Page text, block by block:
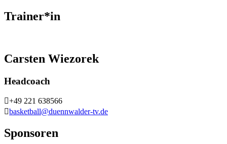
Trainer*in
Carsten Wiezorek
Headcoach
+49 221 638566
basketball@duennwalder-tv.de
Sponsoren